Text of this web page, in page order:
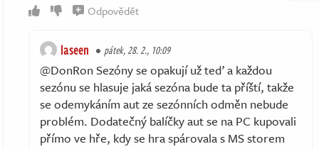
Odpovědět
laseen pátek, 28. 2., 10:09
@DonRon Sezóny se opakují už teď a každou
sezónu se hlasuje jaká sezóna bude ta příští, takže
se odemykáním aut ze sezónních odměn nebude
problém. Dodatečný balíčky aut se na PC kupovali
přímo ve hře, kdy se hra spárovala s MS storem